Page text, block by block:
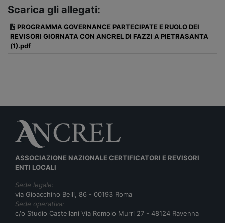
Scarica gli allegati:
PROGRAMMA GOVERNANCE PARTECIPATE E RUOLO DEI
REVISORI GIORNATA CON ANCREL DI FAZZI A PIETRASANTA
(1).pdf
ASSOCIAZIONE NAZIONALE CERTIFICATORI E REVISORI
ENTI LOCALI
Sede legale:
via Gioacchino Belli, 86 - 00193 Roma
Sede operativa:
c/o Studio Castellani Via Romolo Murri 27 - 48124 Ravenna